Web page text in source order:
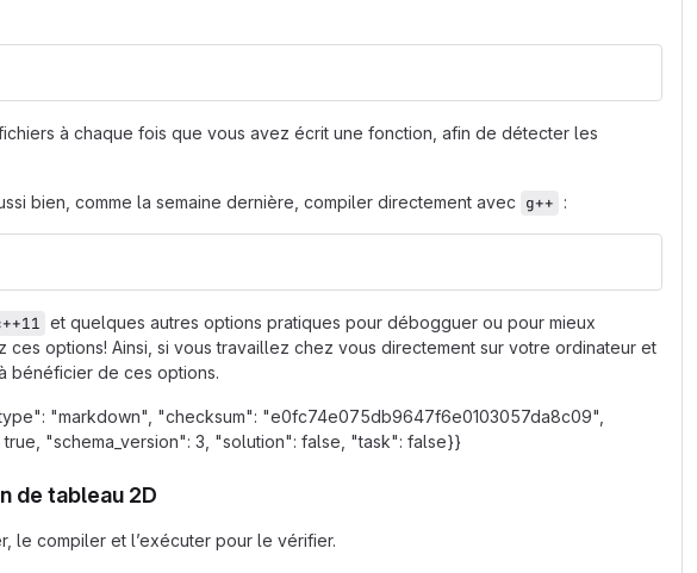
à chaque fois que vous avez écrit une fonction, afin de détecter les
bien, comme la semaine dernière, compiler directement avec g++ :
et quelques autres options pratiques pour débogguer ou pour mieux
options! Ainsi, si vous travaillez chez vous directement sur votre ordinateur et
bénéficier de ces options.
"markdown", "checksum": "e0fc74e075db9647f6e0103057da8c09",
"schema_version": 3, "solution": false, "task": false}}
de tableau 2D
le compiler et l’exécuter pour le vérifier.